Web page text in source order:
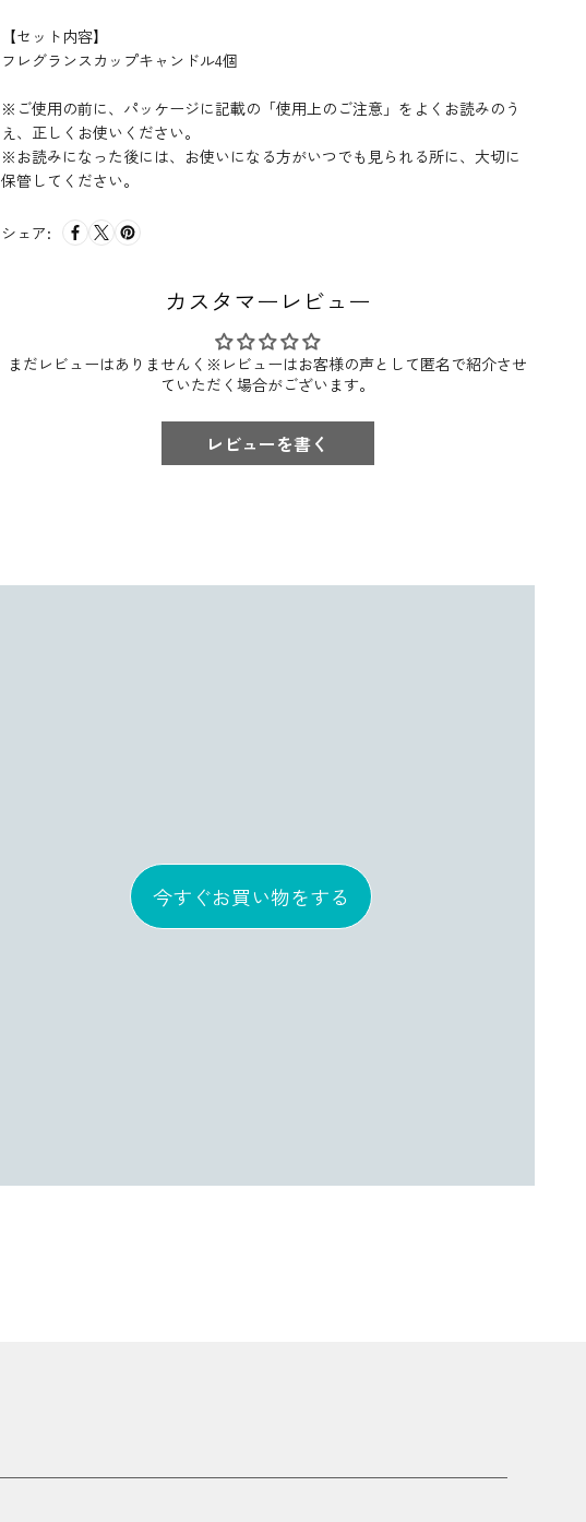
【セット内容】
フレグランスカップキャンドル4個
※ご使用の前に、パッケージに記載の「使用上のご注意」をよくお読みのう
え、正しくお使いください。
※お読みになった後には、お使いになる方がいつでも見られる所に、大切に
保管してください。
シェア:
カスタマーレビュー
まだレビューはありませんく※レビューはお客様の声として匿名で紹介させ
ていただく場合がございます。
レビューを書く
今すぐお買い物をする